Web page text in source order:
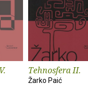
Tehnosfera II.
Žarko Paić